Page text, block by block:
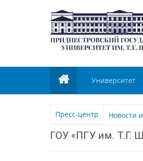
Университет
Пресс-центр Новости
ГОУ «ПГУ им. Т.Г.